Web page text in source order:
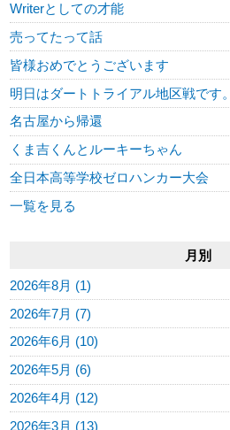
Writerとしての才能
売ってたって話
皆様おめでとうございます
明日はダートトライアル地区戦です。
名古屋から帰還
くま吉くんとルーキーちゃん
全日本高等学校ゼロハンカー大会
一覧を見る
月別
2026年8月 (1)
2026年7月 (7)
2026年6月 (10)
2026年5月 (6)
2026年4月 (12)
2026年3月 (13)